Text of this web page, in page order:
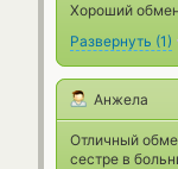
Хороший
Развернуть (1)
Анжела
Отличный
сестре в